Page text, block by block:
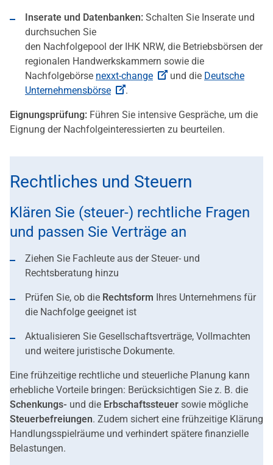
Inserate und Datenbanken: Schalten Sie Inserate und
durchsuchen Sie
den Nachfolgepool der IHK NRW, die Betriebsbörsen der
regionalen Handwerkskammern sowie die
Nachfolgebörse nexxt-change und die Deutsche
Unternehmensbörse
.
Eignungsprüfung: Führen Sie intensive Gespräche, um die
Eignung der Nachfolgeinteressierten zu beurteilen.
Rechtliches und Steuern
Klären Sie (steuer-) rechtliche Fragen
und passen Sie Verträge an
Ziehen Sie Fachleute aus der Steuer- und
Rechtsberatung hinzu
Prüfen Sie, ob die Rechtsform Ihres Unternehmens für
die Nachfolge geeignet ist
Aktualisieren Sie Gesellschaftsverträge, Vollmachten
und weitere juristische Dokumente.
Eine frühzeitige rechtliche und steuerliche Planung kann
erhebliche Vorteile bringen: Berücksichtigen Sie z. B. die
Schenkungs- und die Erbschaftssteuer sowie mögliche
Steuerbefreiungen. Zudem sichert eine frühzeitige Klärung
Handlungsspielräume und verhindert spätere finanzielle
Belastungen.